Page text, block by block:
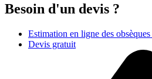
Besoin d'un devis ?
Estimation en ligne des obsèques
Devis gratuit